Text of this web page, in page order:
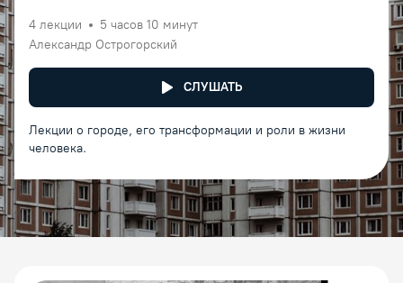
4 лекции
5 часов 10 минут
Александр Острогорский
СЛУШАТЬ
Лекции о городе, его трансформации и роли в жизни
человека.